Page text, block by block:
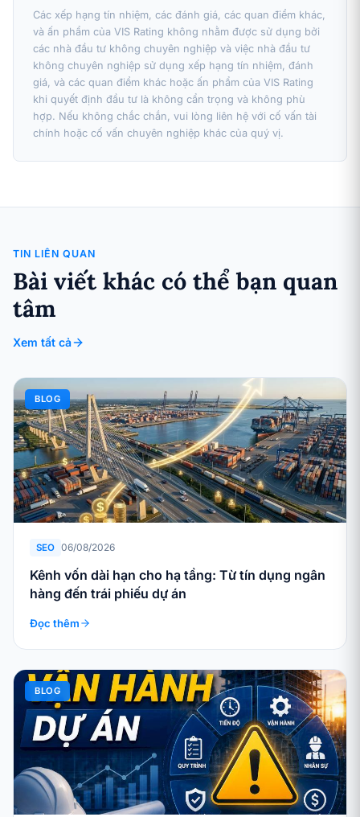
Các xếp hạng tín nhiệm, các đánh giá, các quan điểm khác,
và ấn phẩm của VIS Rating không nhằm được sử dụng bởi
các nhà đầu tư không chuyên nghiệp và việc nhà đầu tư
không chuyên nghiệp sử dụng xếp hạng tín nhiệm, đánh
giá, và các quan điểm khác hoặc ấn phẩm của VIS Rating
khi quyết định đầu tư là không cẩn trọng và không phù
hợp. Nếu không chắc chắn, vui lòng liên hệ với cố vấn tài
chính hoặc cố vấn chuyên nghiệp khác của quý vị.
TIN LIÊN QUAN
Bài viết khác có thể bạn quan
tâm
Xem tất cả
BLOG
SEO 06/08/2026
Kênh vốn dài hạn cho hạ tầng: Từ tín dụng ngân
hàng đến trái phiếu dự án
Đọc thêm
BLOG